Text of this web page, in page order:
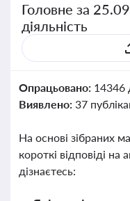
Головне за
діяльність
Опрацьовано: 14346
Виявлено: 37
На основі зібраних
короткі відповіді на
дізнаєтесь: